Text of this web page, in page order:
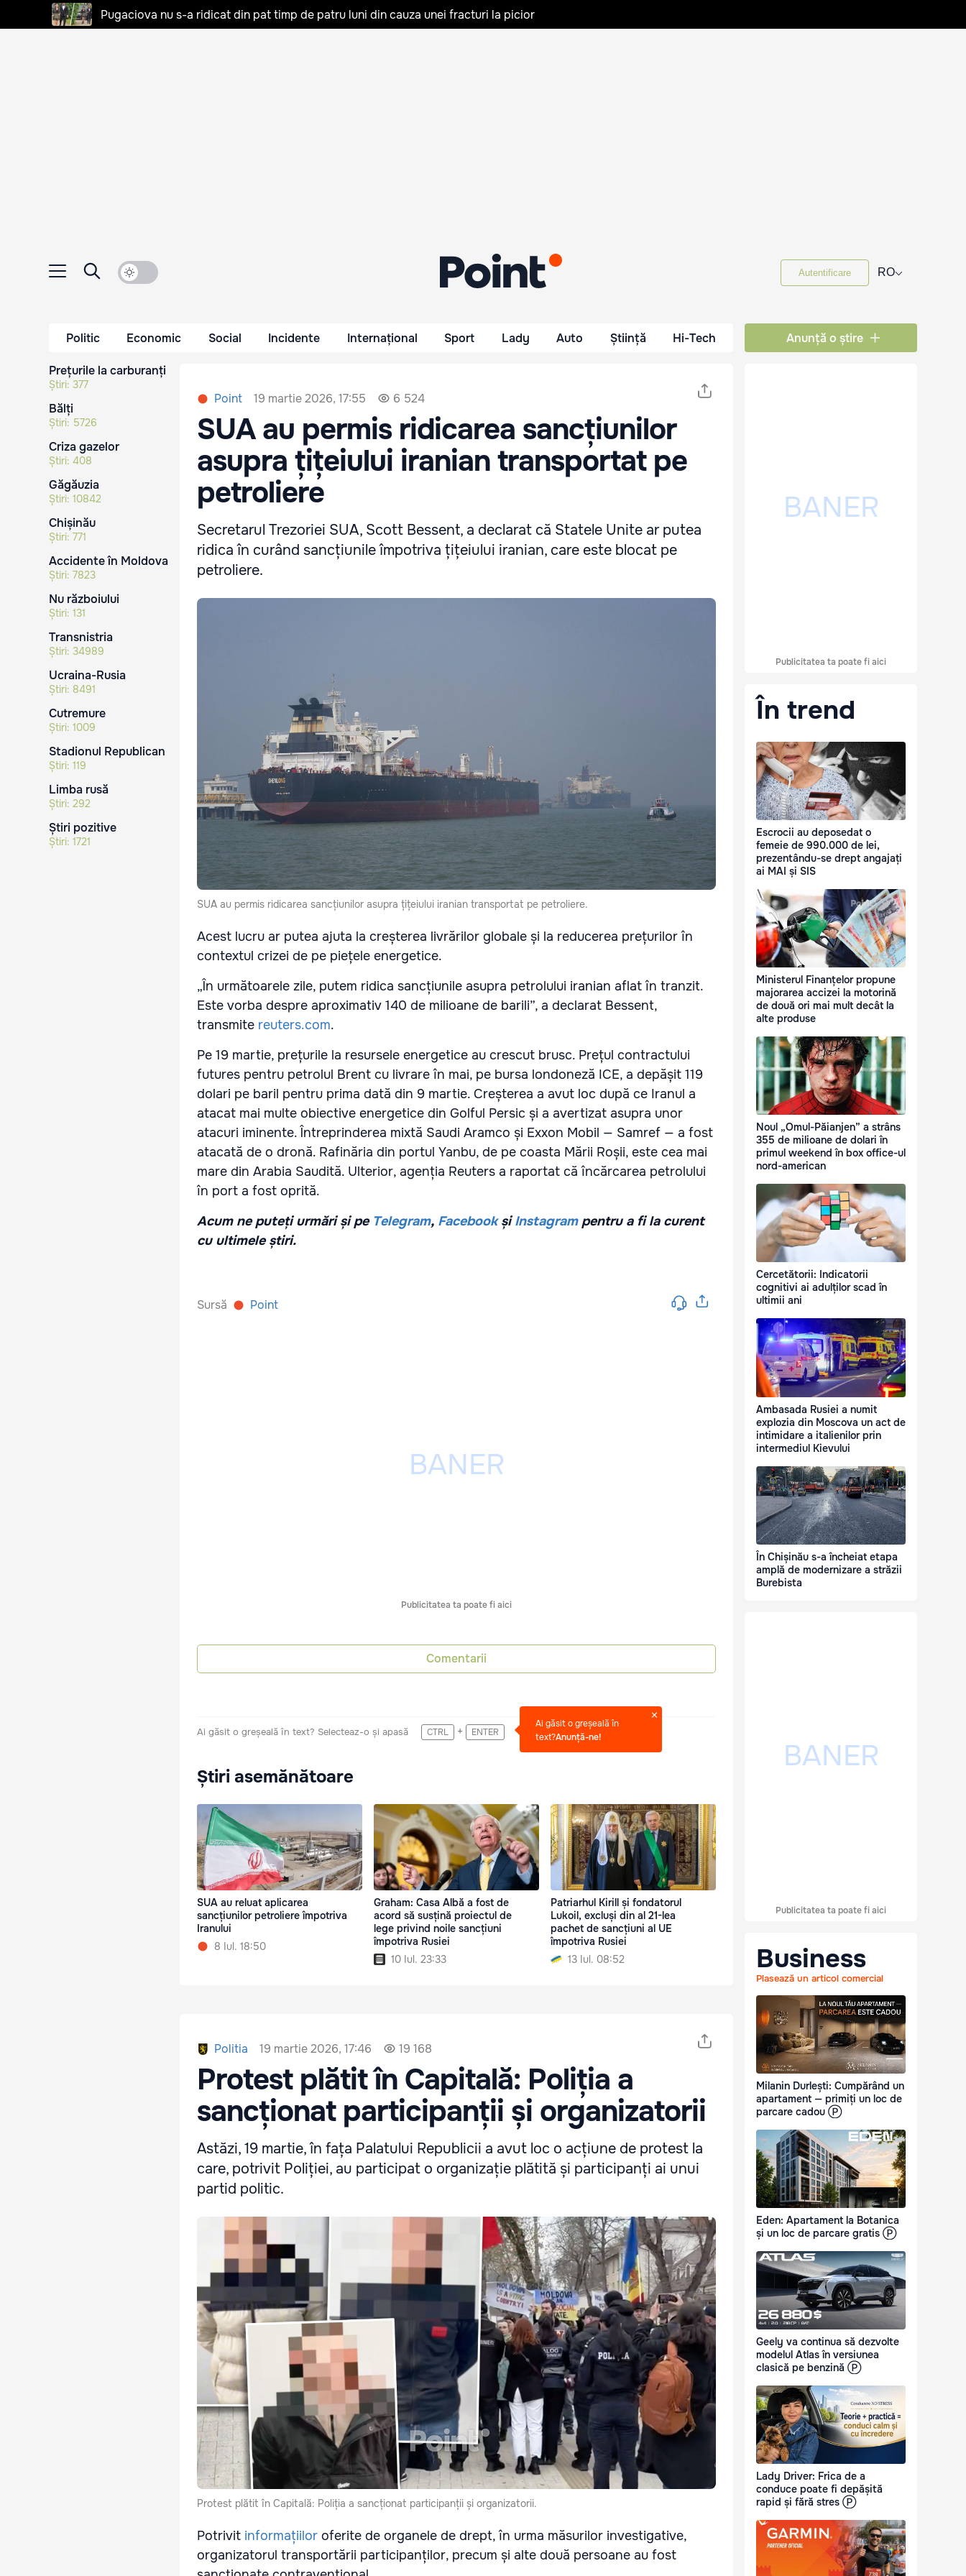
Pugaciova nu s-a ridicat din pat timp de patru luni din cauza unei fracturi la picior
Autentificare RO⌵
Politic Economic Social Incidente Internațional Sport Lady Auto Știință Hi-Tech Anunță o știre
Prețurile la carburanți
Știri: 377
Bălți
Știri: 5726
Criza gazelor
Știri: 408
Găgăuzia
Știri: 10842
Chișinău
Știri: 771
Accidente în Moldova
Știri: 7823
Nu războiului
Știri: 131
Transnistria
Știri: 34989
Ucraina-Rusia
Știri: 8491
Cutremure
Știri: 1009
Stadionul Republican
Știri: 119
Limba rusă
Știri: 292
Știri pozitive
Știri: 1721
Point 19 martie 2026, 17:55 6 524
SUA au permis ridicarea sancțiunilor
asupra țițeiului iranian transportat pe
petroliere
Secretarul Trezoriei SUA, Scott Bessent, a declarat că Statele Unite ar putea
ridica în curând sancțiunile împotriva țițeiului iranian, care este blocat pe
petroliere.
SUA au permis ridicarea sancțiunilor asupra țițeiului iranian transportat pe petroliere.
Acest lucru ar putea ajuta la creșterea livrărilor globale și la reducerea prețurilor în
contextul crizei de pe piețele energetice.
„În următoarele zile, putem ridica sancțiunile asupra petrolului iranian aflat în tranzit.
Este vorba despre aproximativ 140 de milioane de barili”, a declarat Bessent,
transmite reuters.com.
Pe 19 martie, prețurile la resursele energetice au crescut brusc. Prețul contractului
futures pentru petrolul Brent cu livrare în mai, pe bursa londoneză ICE, a depășit 119
dolari pe baril pentru prima dată din 9 martie. Creșterea a avut loc după ce Iranul a
atacat mai multe obiective energetice din Golful Persic și a avertizat asupra unor
atacuri iminente. Întreprinderea mixtă Saudi Aramco și Exxon Mobil — Samref — a fost
atacată de o dronă. Rafinăria din portul Yanbu, de pe coasta Mării Roșii, este cea mai
mare din Arabia Saudită. Ulterior, agenția Reuters a raportat că încărcarea petrolului
în port a fost oprită.
Acum ne puteți urmări și pe Telegram, Facebook șiInstagrampentru a fi la curent
cu ultimele știri.
Sursă Point
Publicitatea ta poate fi aici
Comentarii
Ai găsit o greșeală în text? Selecteaz-o și apasă CTRL + ENTER
Ai găsit o greșeală în
text?Anunță-ne!
Știri asemănătoare
SUA au reluat aplicarea
sancțiunilor petroliere împotriva
Iranului
8 Iul. 18:50
Graham: Casa Albă a fost de
acord să susțină proiectul de
lege privind noile sancțiuni
împotriva Rusiei
10 Iul. 23:33
Patriarhul Kirill și fondatorul
Lukoil, excluși din al 21-lea
pachet de sancțiuni al UE
împotriva Rusiei
13 Iul. 08:52
Politia 19 martie 2026, 17:46 19 168
Protest plătit în Capitală: Poliția a
sancționat participanții și organizatorii
Astăzi, 19 martie, în fața Palatului Republicii a avut loc o acțiune de protest la
care, potrivit Poliției, au participat o organizație plătită și participanți ai unui
partid politic.
Protest plătit în Capitală: Poliția a sancționat participanții și organizatorii.
Potrivit informațiilor oferite de organele de drept, în urma măsurilor investigative,
organizatorul transportării participanților, precum și alte două persoane au fost
Publicitatea ta poate fi aici
În trend
Escrocii au deposedat o
femeie de 990.000 de lei,
prezentându-se drept angajați
ai MAI și SIS
Ministerul Finanțelor propune
majorarea accizei la motorină
de două ori mai mult decât la
alte produse
Noul „Omul-Păianjen” a strâns
355 de milioane de dolari în
primul weekend în box office-ul
nord-american
Cercetătorii: Indicatorii
cognitivi ai adulților scad în
ultimii ani
Ambasada Rusiei a numit
explozia din Moscova un act de
intimidare a italienilor prin
intermediul Kievului
În Chișinău s-a încheiat etapa
amplă de modernizare a străzii
Burebista
Publicitatea ta poate fi aici
Business
Plasează un articol comercial
Milanin Durlești: Cumpărând un
apartament — primiți un loc de
parcare cadou Ⓟ
Eden: Apartament la Botanica
și un loc de parcare gratis Ⓟ
Geely va continua să dezvolte
modelul Atlas în versiunea
clasică pe benzină Ⓟ
Lady Driver: Frica de a
conduce poate fi depășită
rapid și fără stres Ⓟ